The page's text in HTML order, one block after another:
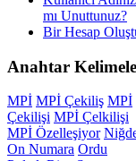
mı Unuttunuz?
Bir Hesap
Anahtar
MPİ MPİ Çekiliş MPİ
Çekilişi MPİ Çelkilişi
MPİ Özelleşiyor
On Numara Ordu